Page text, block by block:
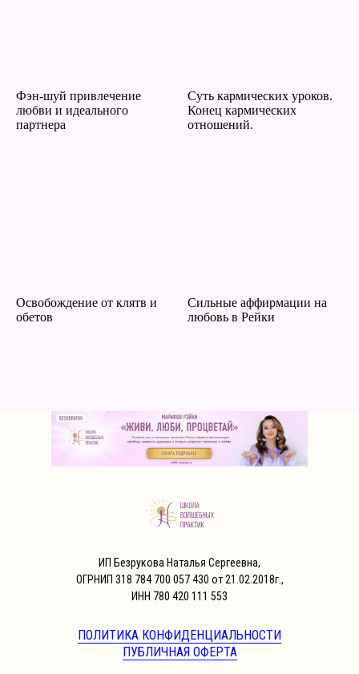
Фэн-шуй привлечение
любви и идеального
партнера
Суть кармических уроков.
Конец кармических
отношений.
Освобождение от клятв и
обетов
Сильные аффирмации на
любовь в Рейки
ПОЛИТИКА КОНФИДЕНЦИАЛЬНОСТИ
ПУБЛИЧНАЯ ОФЕРТА
ИП Безрукова Наталья Сергеевна,
ОГРНИП 318 784 700 057 430 от 21.02.2018г.,
ИНН 780 420 111 553